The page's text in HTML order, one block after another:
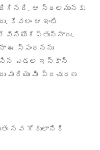
. ఆ స్థలమునకు
. కేవలం ఆ ఇంటి
.
ఈ స్పందనను
ఎడల ఇస్కాన్
మరియు మీ ప్రచురణ
నవ గోకులానికి